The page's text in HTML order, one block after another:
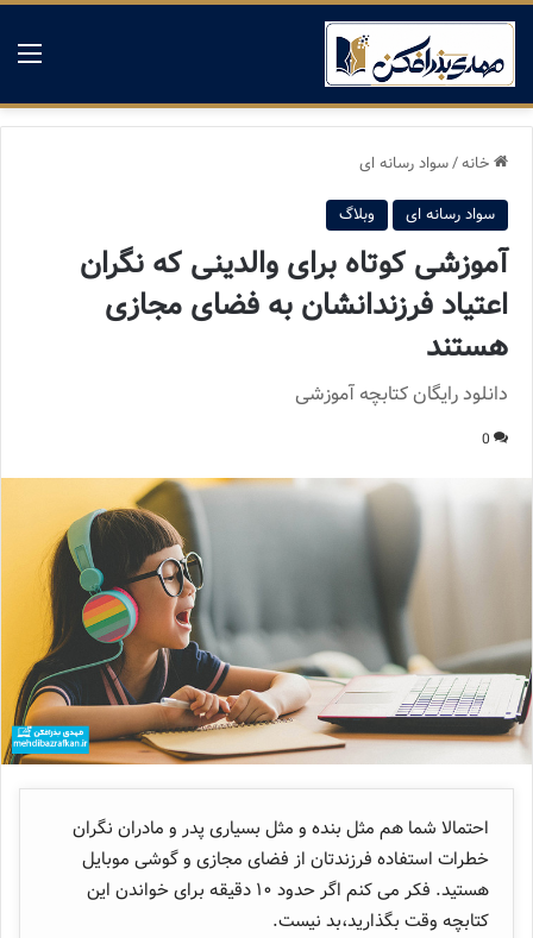
خانه/سواد رسانه ای
سواد رسانه ای وبلاگ
آموزشی کوتاه برای والدینی که نگران
اعتیاد فرزندانشان به فضای مجازی
هستند
دانلود رایگان کتابچه آموزشی
0
احتمالا شما هم مثل بنده و مثل بسیاری پدر و مادران نگران
خطرات استفاده فرزندتان از فضای مجازی و گوشی موبایل
هستید. فکر می کنم اگر حدود ۱۰ دقیقه برای خواندن این
کتابچه وقت بگذارید،بد نیست.